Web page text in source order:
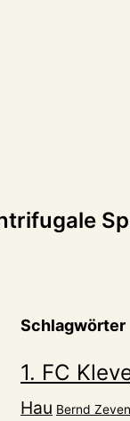
Schlagwörter
1. FC
Hau Bernd